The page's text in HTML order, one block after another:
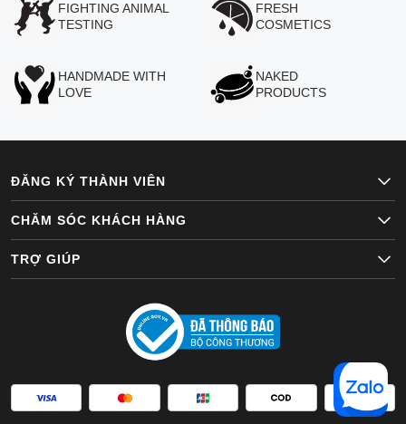
FIGHTING ANIMAL
TESTING
FRESH
COSMETICS
HANDMADE WITH
LOVE
NAKED
PRODUCTS
ĐĂNG KÝ THÀNH VIÊN
CHĂM SÓC KHÁCH HÀNG
TRỢ GIÚP